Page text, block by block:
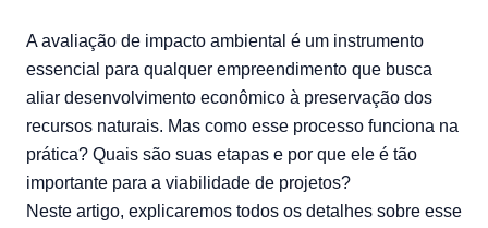
A avaliação de impacto ambiental é um instrumento
essencial para qualquer empreendimento que busca
aliar desenvolvimento econômico à preservação dos
recursos naturais. Mas como esse processo funciona na
prática? Quais são suas etapas e por que ele é tão
importante para a viabilidade de projetos?
Neste artigo, explicaremos todos os detalhes sobre esse